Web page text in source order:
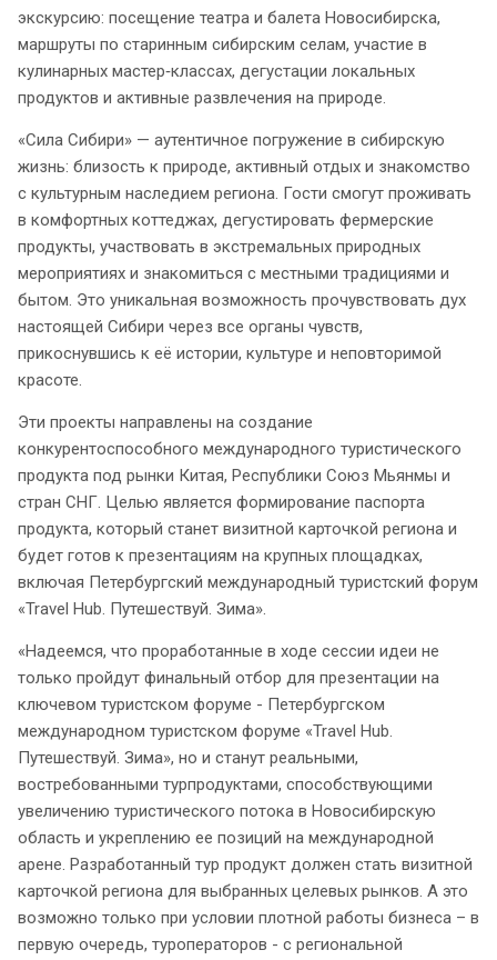
экскурсию: посещение театра и балета Новосибирска,
маршруты по старинным сибирским селам, участие в
кулинарных мастер‑классах, дегустации локальных
продуктов и активные развлечения на природе.
«Сила Сибири» — аутентичное погружение в сибирскую
жизнь: близость к природе, активный отдых и знакомство
с культурным наследием региона. Гости смогут проживать
в комфортных коттеджах, дегустировать фермерские
продукты, участвовать в экстремальных природных
мероприятиях и знакомиться с местными традициями и
бытом. Это уникальная возможность прочувствовать дух
настоящей Сибири через все органы чувств,
прикоснувшись к её истории, культуре и неповторимой
красоте.
Эти проекты направлены на создание
конкурентоспособного международного туристического
продукта под рынки Китая, Республики Союз Мьянмы и
стран СНГ. Целью является формирование паспорта
продукта, который станет визитной карточкой региона и
будет готов к презентациям на крупных площадках,
включая Петербургский международный туристский форум
«Travel Hub. Путешествуй. Зима».
«Надеемся, что проработанные в ходе сессии идеи не
только пройдут финальный отбор для презентации на
ключевом туристском форуме - Петербургском
международном туристском форуме «Travel Hub.
Путешествуй. Зима», но и станут реальными,
востребованными турпродуктами, способствующими
увеличению туристического потока в Новосибирскую
область и укреплению ее позиций на международной
арене. Разработанный тур продукт должен стать визитной
карточкой региона для выбранных целевых рынков. А это
возможно только при условии плотной работы бизнеса – в
первую очередь, туроператоров - с региональной